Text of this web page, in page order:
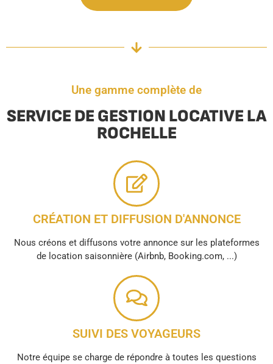
Une gamme complète de
SERVICE DE GESTION LOCATIVE LA
ROCHELLE
CRÉATION ET DIFFUSION D'ANNONCE
Nous créons et diffusons votre annonce sur les plateformes
de location saisonnière (Airbnb, Booking.com, ...)
SUIVI DES VOYAGEURS
Notre équipe se charge de répondre à toutes les questions